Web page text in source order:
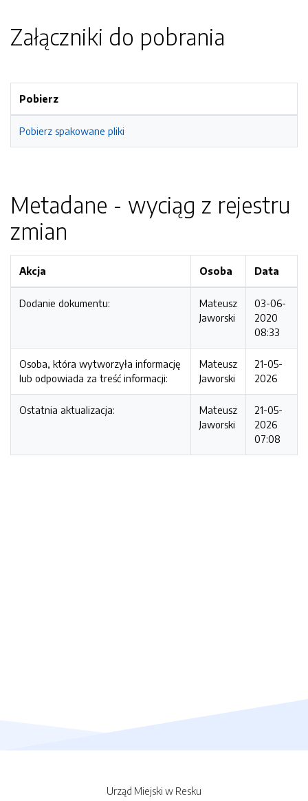
Załączniki do pobrania
Pobierz
Pobierz spakowane pliki
Metadane - wyciąg z rejestru
zmian
Akcja Osoba Data
Dodanie dokumentu:
Mateusz
Jaworski
03-06-
2020
08:33
Osoba, która wytworzyła informację
lub odpowiada za treść informacji:
Mateusz
Jaworski
21-05-
2026
Ostatnia aktualizacja:
Mateusz
Jaworski
21-05-
2026
07:08
Urząd Miejski w Resku